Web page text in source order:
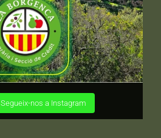
Segueix-nos a Instagram